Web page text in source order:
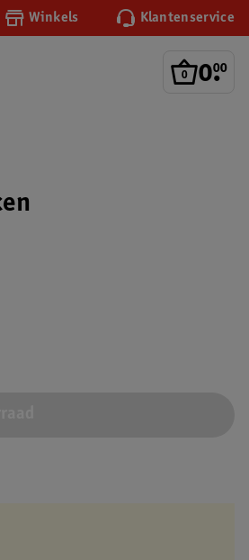
Winkels Klantenservice
0.
00